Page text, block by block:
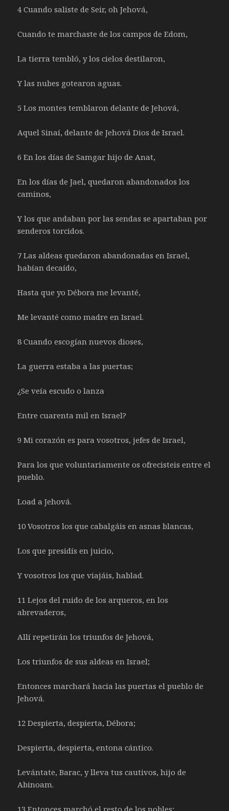
4 Cuando saliste de Seir, oh Jehová,
Cuando te marchaste de los campos de Edom,
La tierra tembló, y los cielos destilaron,
Y las nubes gotearon aguas.
5 Los montes temblaron delante de Jehová,
Aquel Sinaí, delante de Jehová Dios de Israel.
6 En los días de Samgar hijo de Anat,
En los días de Jael, quedaron abandonados los
caminos,
Y los que andaban por las sendas se apartaban por
senderos torcidos.
7 Las aldeas quedaron abandonadas en Israel,
habían decaído,
Hasta que yo Débora me levanté,
Me levanté como madre en Israel.
8 Cuando escogían nuevos dioses,
La guerra estaba a las puertas;
¿Se veía escudo o lanza
Entre cuarenta mil en Israel?
9 Mi corazón es para vosotros, jefes de Israel,
Para los que voluntariamente os ofrecisteis entre el
pueblo.
Load a Jehová.
10 Vosotros los que cabalgáis en asnas blancas,
Los que presidís en juicio,
Y vosotros los que viajáis, hablad.
11 Lejos del ruido de los arqueros, en los
abrevaderos,
Allí repetirán los triunfos de Jehová,
Los triunfos de sus aldeas en Israel;
Entonces marchará hacia las puertas el pueblo de
Jehová.
12 Despierta, despierta, Débora;
Despierta, despierta, entona cántico.
Levántate, Barac, y lleva tus cautivos, hijo de
Abinoam.